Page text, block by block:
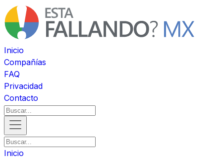
Inicio
Compañías
FAQ
Privacidad
Contacto
Inicio